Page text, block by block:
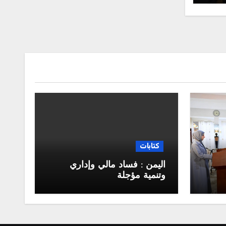
كتابات
اليمن : فساد مالي وإداري
وتنمية مؤجلة